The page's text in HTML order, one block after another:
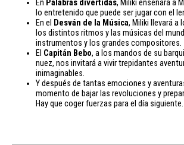
En Palabras divertidas, Miliki enseñará a
lo entretenido que puede ser jugar con el
En el Desván de la Música, Miliki llevará a
los distintos ritmos y las músicas del
instrumentos y los grandes compositores.
El Capitán Bebo, a los mandos de su
nuez, nos invitará a vivir trepidantes
inimaginables.
Y después de tantas emociones y
momento de bajar las revoluciones y
Hay que coger fuerzas para el día siguiente.